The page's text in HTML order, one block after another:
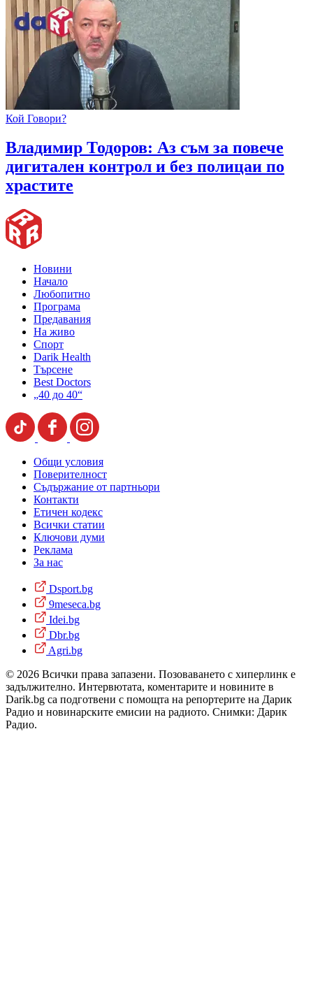
Кой Говори?
Владимир Тодоров: Аз съм за повече
дигитален контрол и без полицаи по
храстите
Новини
Начало
Любопитно
Програма
Предавания
На живо
Спорт
Darik Health
Търсене
Best Doctors
„40 до 40“
Общи условия
Поверителност
Съдържание от партньори
Контакти
Етичен кодекс
Всички статии
Ключови думи
Реклама
За нас
Dsport.bg
9meseca.bg
Idei.bg
Dbr.bg
Agri.bg
© 2026 Всички права запазени. Позоваването с хиперлинк е
задължително. Интервютата, коментарите и новините в
Darik.bg са подготвени с помощта на репортерите на Дарик
Радио и новинарските емисии на радиото. Снимки: Дарик
Радио.